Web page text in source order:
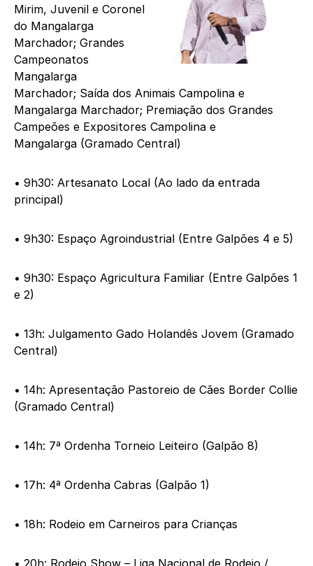
Mirim, Juvenil e Coronel
do Mangalarga
Marchador; Grandes
Campeonatos
Mangalarga
Marchador; Saída dos Animais Campolina e
Mangalarga Marchador; Premiação dos Grandes
Campeões e Expositores Campolina e
Mangalarga (Gramado Central)
• 9h30: Artesanato Local (Ao lado da entrada
principal)
• 9h30: Espaço Agroindustrial (Entre Galpões 4 e 5)
• 9h30: Espaço Agricultura Familiar (Entre Galpões 1
e 2)
• 13h: Julgamento Gado Holandês Jovem (Gramado
Central)
• 14h: Apresentação Pastoreio de Cães Border Collie
(Gramado Central)
• 14h: 7ª Ordenha Torneio Leiteiro (Galpão 8)
• 17h: 4ª Ordenha Cabras (Galpão 1)
• 18h: Rodeio em Carneiros para Crianças
• 20h: Rodeio Show – Liga Nacional de Rodeio /